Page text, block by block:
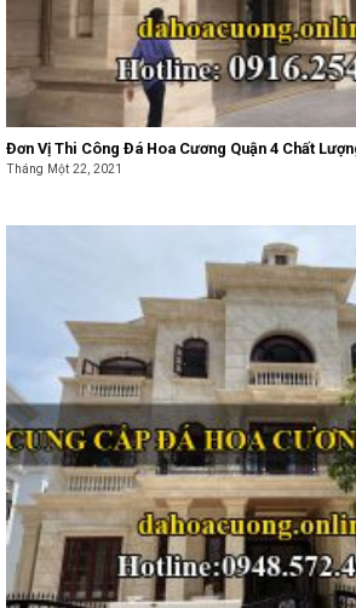
Đơn Vị Thi Công Đá Hoa Cương Quận 4 Chất
Tháng Một 22, 2021